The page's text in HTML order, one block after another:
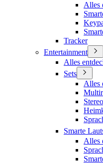
Alles
Tracker
Entertainment
Alles
Sets
Alles
Smarte
Alles